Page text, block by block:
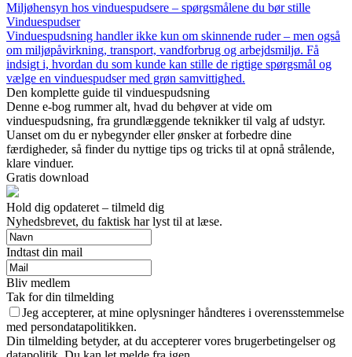
Miljøhensyn hos vinduespudsere – spørgsmålene du bør stille
Vinduespudser
Vinduespudsning handler ikke kun om skinnende ruder – men også
om miljøpåvirkning, transport, vandforbrug og arbejdsmiljø. Få
indsigt i, hvordan du som kunde kan stille de rigtige spørgsmål og
vælge en vinduespudser med grøn samvittighed.
Den komplette guide til vinduespudsning
Denne e-bog rummer alt, hvad du behøver at vide om
vinduespudsning, fra grundlæggende teknikker til valg af udstyr.
Uanset om du er nybegynder eller ønsker at forbedre dine
færdigheder, så finder du nyttige tips og tricks til at opnå strålende,
klare vinduer.
Gratis download
Hold dig opdateret – tilmeld dig
Nyhedsbrevet, du faktisk har lyst til at læse.
Indtast din mail
Bliv medlem
Tak for din tilmelding
Jeg accepterer, at mine oplysninger håndteres i overensstemmelse
med persondatapolitikken.
Din tilmelding betyder, at du accepterer vores brugerbetingelser og